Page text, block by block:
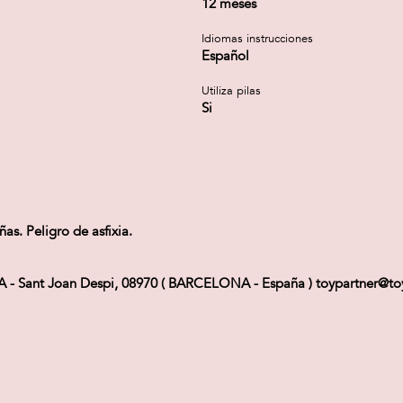
12 meses
Idiomas instrucciones
Español
Utiliza pilas
Si
Peligro de asfixia.
- Sant Joan Despi, 08970 ( BARCELONA - España )